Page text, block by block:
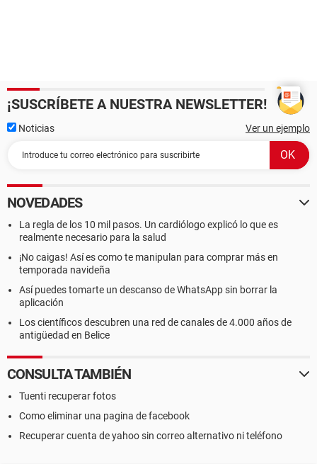
¡SUSCRÍBETE A NUESTRA NEWSLETTER!
Noticias Ver un ejemplo
NOVEDADES
La regla de los 10 mil pasos. Un cardiólogo explicó lo que es
realmente necesario para la salud
¡No caigas! Así es como te manipulan para comprar más en
temporada navideña
Así puedes tomarte un descanso de WhatsApp sin borrar la
aplicación
Los científicos descubren una red de canales de 4.000 años de
antigüedad en Belice
CONSULTA TAMBIÉN
Tuenti recuperar fotos
Como eliminar una pagina de facebook
Recuperar cuenta de yahoo sin correo alternativo ni teléfono